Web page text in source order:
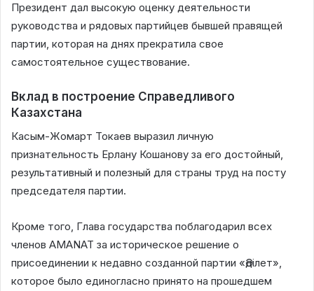
Президент дал высокую оценку деятельности
руководства и рядовых партийцев бывшей правящей
партии, которая на днях прекратила свое
самостоятельное существование.
Вклад в построение Справедливого
Казахстана
Касым-Жомарт Токаев выразил личную
признательность Ерлану Кошанову за его достойный,
результативный и полезный для страны труд на посту
председателя партии.
Кроме того, Глава государства поблагодарил всех
членов AMANAT за историческое решение о
присоединении к недавно созданной партии «Әділет»,
которое было единогласно принято на прошедшем